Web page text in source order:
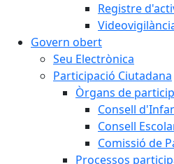
Registre
Govern obert
Seu Electrònica
Participació Ciutadana
Òrgans de
Consell
Consell
Comissió de
Processos